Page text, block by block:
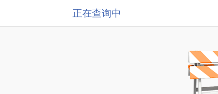
正在查询中